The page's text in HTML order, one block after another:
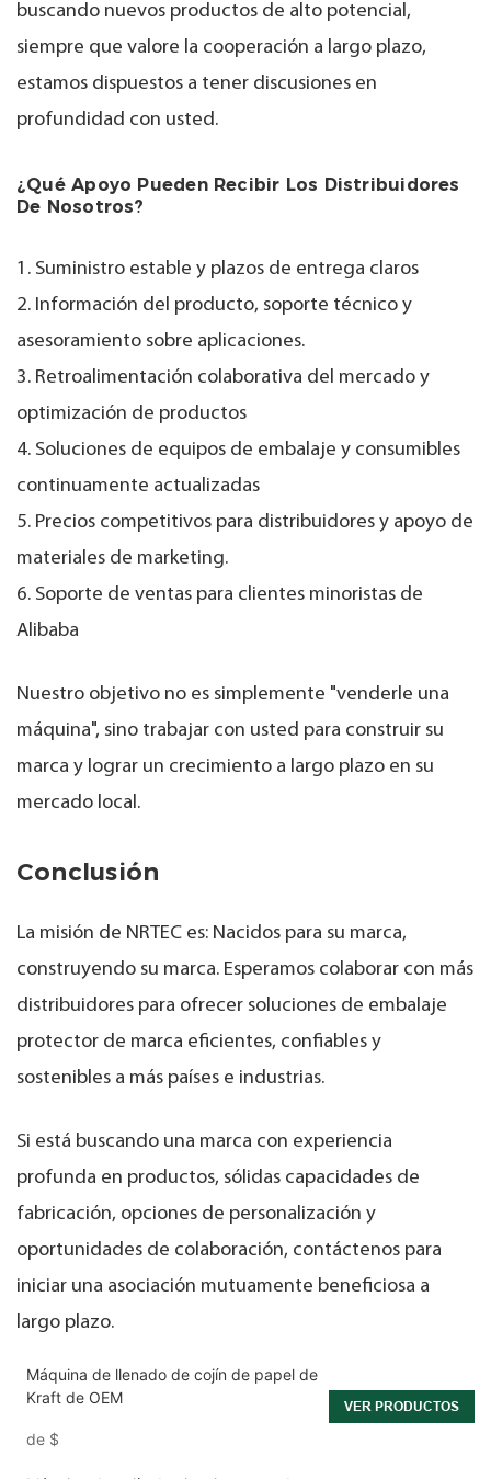
buscando nuevos productos de alto potencial,
siempre que valore la cooperación a largo plazo,
estamos dispuestos a tener discusiones en
profundidad con usted.
¿Qué Apoyo Pueden Recibir Los Distribuidores
De Nosotros?
1. Suministro estable y plazos de entrega claros
2. Información del producto, soporte técnico y
asesoramiento sobre aplicaciones.
3. Retroalimentación colaborativa del mercado y
optimización de productos
4. Soluciones de equipos de embalaje y consumibles
continuamente actualizadas
5. Precios competitivos para distribuidores y apoyo de
materiales de marketing.
6. Soporte de ventas para clientes minoristas de
Alibaba
Nuestro objetivo no es simplemente "venderle una
máquina", sino trabajar con usted para construir su
marca y lograr un crecimiento a largo plazo en su
mercado local.
Conclusión
La misión de NRTEC es: Nacidos para su marca,
construyendo su marca. Esperamos colaborar con más
distribuidores para ofrecer soluciones de embalaje
protector de marca eficientes, confiables y
sostenibles a más países e industrias.
Si está buscando una marca con experiencia
profunda en productos, sólidas capacidades de
fabricación, opciones de personalización y
oportunidades de colaboración, contáctenos para
iniciar una asociación mutuamente beneficiosa a
largo plazo.
Máquina de llenado de cojín de papel de
Kraft de OEM
de $
VER PRODUCTOS